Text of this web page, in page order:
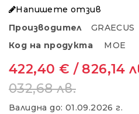
Напишете отзив
Производител
GRAECUS
Код на продукта
MOE
422,40 € / 826,14
032,68 лв.
Валидна до: 01.09.2026 г.